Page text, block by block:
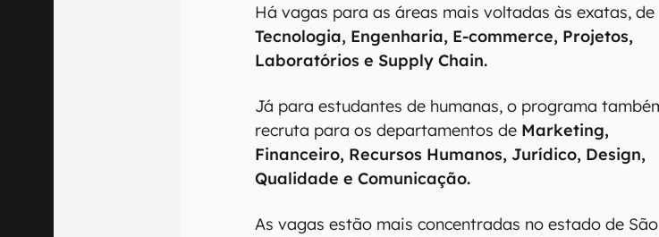
Há vagas para as áreas mais voltadas às exatas, de
Tecnologia, Engenharia, E-commerce, Projetos,
Laboratórios e Supply Chain.
Já para estudantes de humanas, o programa
recruta para os departamentos de Marketing,
Financeiro, Recursos Humanos, Jurídico, Design,
Qualidade e Comunicação.
As vagas estão mais concentradas no estado de São